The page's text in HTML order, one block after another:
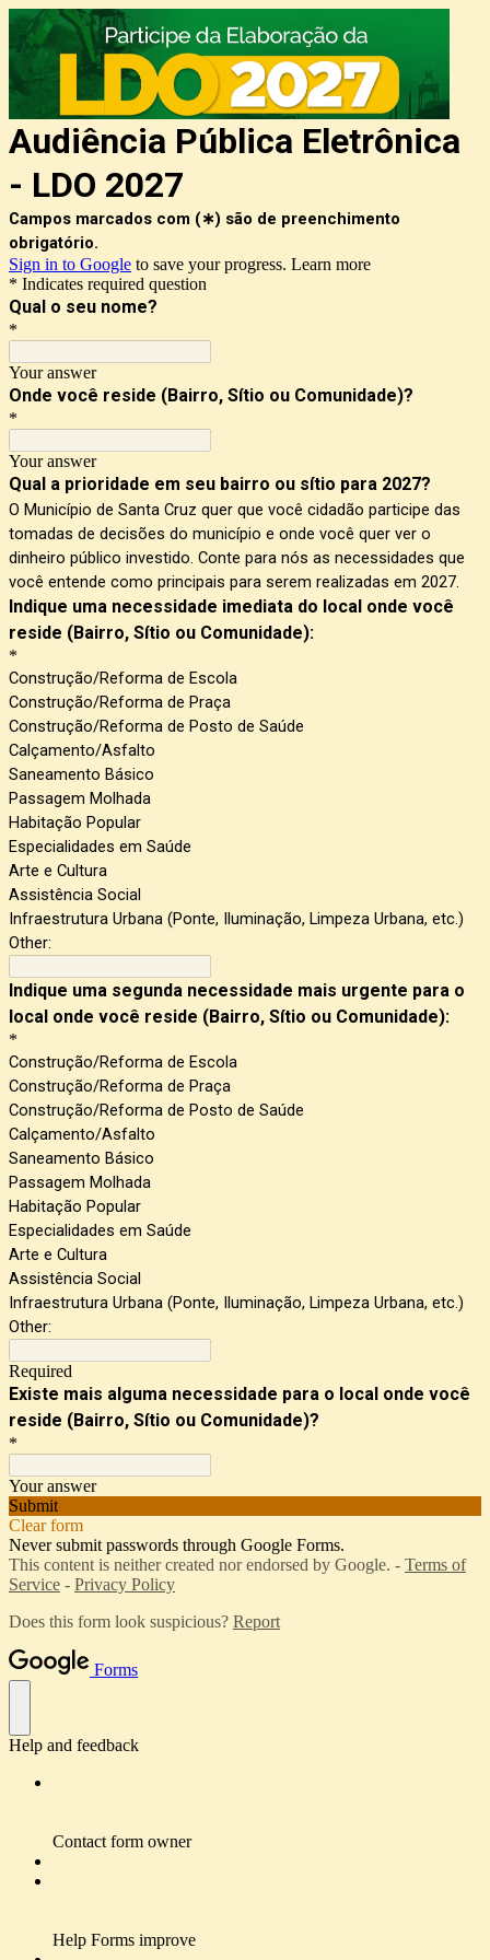
Audiência Pública Eletrônica
- LDO 2027
Campos marcados com (∗) são de preenchimento
obrigatório.
Sign in to Google to save your progress. Learn more
* Indicates required question
Qual o seu nome?
*
Your answer
Onde você reside (Bairro, Sítio ou Comunidade)?
*
Your answer
Qual a prioridade em seu bairro ou sítio para 2027?
O Município de Santa Cruz quer que você cidadão participe das
tomadas de decisões do município e onde você quer ver o
dinheiro público investido. Conte para nós as necessidades que
você entende como principais para serem realizadas em 2027.
Indique uma necessidade imediata do local onde você
reside (Bairro, Sítio ou Comunidade):
*
Construção/Reforma de Escola
Construção/Reforma de Praça
Construção/Reforma de Posto de Saúde
Calçamento/Asfalto
Saneamento Básico
Passagem Molhada
Habitação Popular
Especialidades em Saúde
Arte e Cultura
Assistência Social
Infraestrutura Urbana (Ponte, Iluminação, Limpeza Urbana, etc.)
Other:
Indique uma segunda necessidade mais urgente para o
local onde você reside (Bairro, Sítio ou Comunidade):
*
Construção/Reforma de Escola
Construção/Reforma de Praça
Construção/Reforma de Posto de Saúde
Calçamento/Asfalto
Saneamento Básico
Passagem Molhada
Habitação Popular
Especialidades em Saúde
Arte e Cultura
Assistência Social
Infraestrutura Urbana (Ponte, Iluminação, Limpeza Urbana, etc.)
Other:
Required
Existe mais alguma necessidade para o local onde você
reside (Bairro, Sítio ou Comunidade)?
*
Your answer
Submit
Clear form
Never submit passwords through Google Forms.
This content is neither created nor endorsed by Google. - Terms of
Service - Privacy Policy
Does this form look suspicious? Report
Forms
Help and feedback
Contact form owner
Help Forms improve